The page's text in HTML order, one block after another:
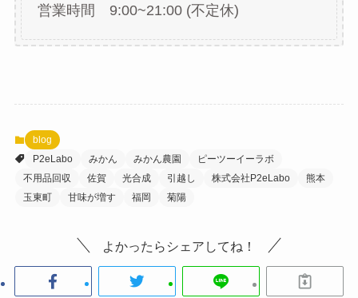
営業時間 9:00~21:00 (不定休)
blog
P2eLabo
みかん みかん農園
ピーツーイーラボ
不用品回収
佐賀 光合成 引越し 株式会社P2eLabo
熊本
玉東町
甘味が増す 福岡 菊陽
よかったらシェアしてね！